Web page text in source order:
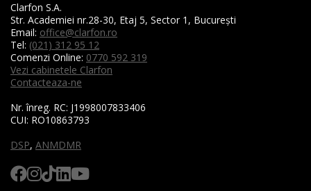
Clarfon S.A.
Str. Academiei nr.28-30, Etaj 5, Sector 1, București
Email: office@clarfon.ro
Tel: (021) 312 95 12
Comenzi Online: 0770 592 319
Vezi cabinetele Clarfon
Contacteaza-ne
Nr. înreg. RC: J1998007833406
CUI: RO10863793
DSP, ANMDMR